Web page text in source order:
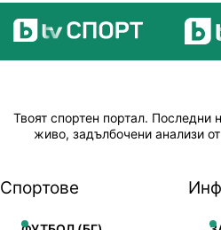
Твоят спортен портал. Последни
живо, задълбочени анализи
Спортове